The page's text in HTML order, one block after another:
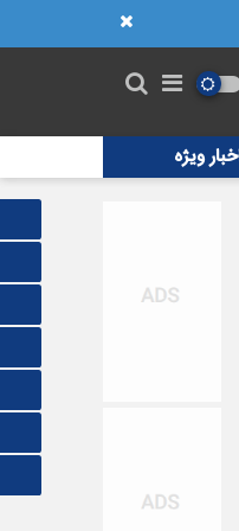
ویژه
می‌شود